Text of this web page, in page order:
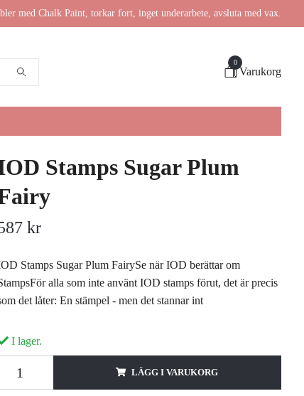
med Chalk Paint, torkar fort, inget underarbete, avsluta med vax.
0
Varukorg
Stamps Sugar Plum
kr
Stamps Sugar Plum FairySe när IOD berättar om
alla som inte använt IOD stamps förut, det är precis
det låter: En stämpel - men det stannar int
I lager.
LÄGG I VARUKORG